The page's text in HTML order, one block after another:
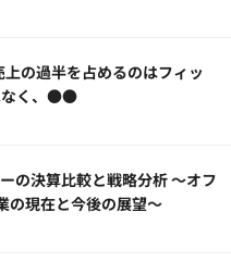
の過半を占めるのはフィッ
なく、●●
の決算比較と戦略分析 ～オフ
の現在と今後の展望～